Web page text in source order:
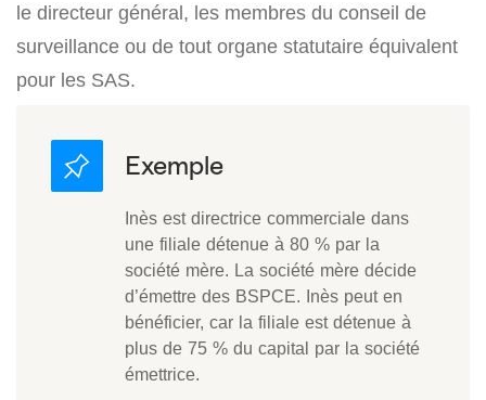
le directeur général, les membres du conseil de
surveillance ou de tout organe statutaire équivalent
pour les SAS.
Inès est directrice commerciale dans
une filiale détenue à 80 % par la
société mère. La société mère décide
d’émettre des BSPCE. Inès peut en
bénéficier, car la filiale est détenue à
plus de 75 % du capital par la société
émettrice.